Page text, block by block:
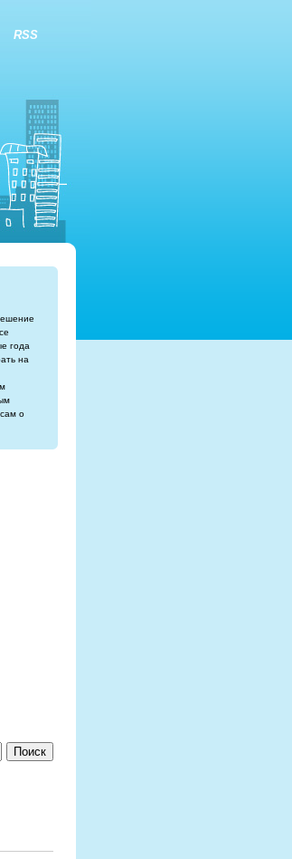
RSS
года
на
о
Поиск